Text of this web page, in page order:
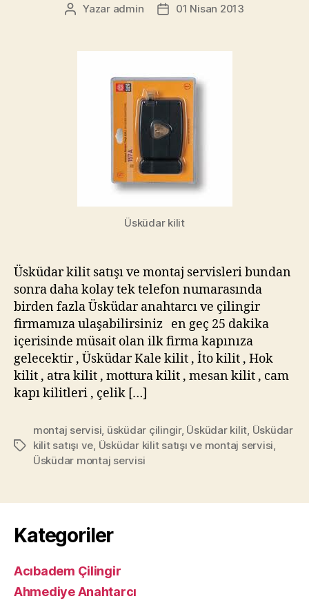
Yazının
Yazar admin
Yazı01 Nisan 2013
Üsküdar kilit
Üsküdar kilit satışı ve montaj servisleri bundan
sonra daha kolay tek telefon numarasında
birden fazla Üsküdar anahtarcı ve çilingir
firmamıza ulaşabilirsiniz en geç 25 dakika
içerisinde müsait olan ilk firma kapınıza
gelecektir , Üsküdar Kale kilit , İto kilit , Hok
kilit , atra kilit , mottura kilit , mesan kilit , cam
kapı kilitleri , çelik […]
Etiketler
montaj servisi üsküdar çilingir, Üsküdar kilit Üsküdar
kilit satışı ve Üsküdar kilit satışı ve montaj servisi
Üsküdar montaj servisi
Kategoriler
Acıbadem Çilingir
Ahmediye Anahtarcı